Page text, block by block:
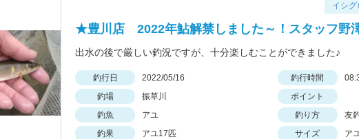
イシ
★豊川店 2022年鮎解禁しました～！スタッフ野
出水の後で厳しい釣況ですが、十分楽しむことができました♪
釣行日 2022/05/16 釣行時間
釣場
振草川
ポイント
釣魚
アユ 釣り方
友
釣果
アユ17匹 サイズ ア